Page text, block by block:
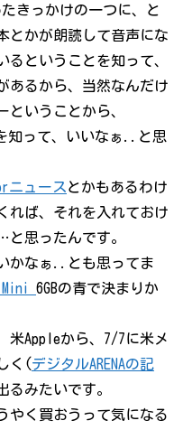
きっかけの一つに、と
とかが朗読して音声にな
るということを知って、
あるから、当然なんだけ
ということから、
知って、いいなぁ..と思
ニュース とかもあるわけ
れば、それを入れておけ
思ったんです。
かなぁ..とも思ってま
6GBの青で決まりか
米Appleから、7/7に米メ
く(デジタルARENAの記
るみたいです。
やく買おうって気になる